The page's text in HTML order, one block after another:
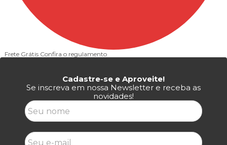
Frete Grátis Confira o regulamento
Cadastre-se e Aproveite!
Se inscreva em nossa Newsletter e receba as
novidades!